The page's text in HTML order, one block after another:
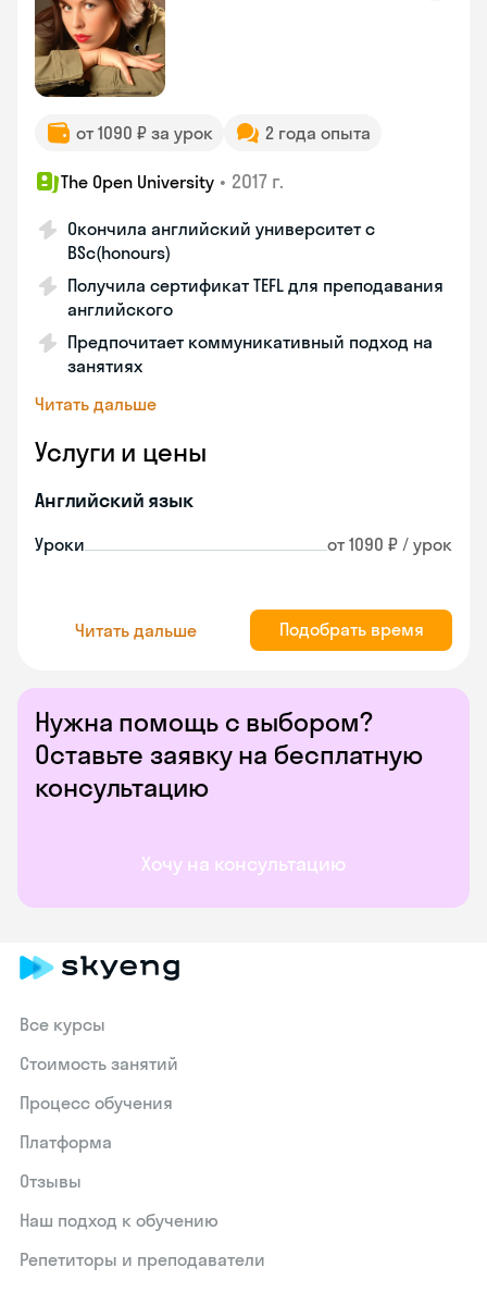
Нужна помощь с выбором?
Оставьте заявку на бесплатную
консультацию
Хочу на консультацию
от 1090 ₽ за урок 2 года опыта
The Open University • 2017 г.
Окончила английский университет с
BSc(honours)
Получила сертификат TEFL для преподавания
английского
Предпочитает коммуникативный подход на
занятиях
Читать дальше
Услуги и цены
Английский язык
Уроки от 1090 ₽ / урок
Читать дальше Подобрать время
Все курсы
Стоимость занятий
Процесс обучения
Платформа
Отзывы
Наш подход к обучению
Репетиторы и преподаватели